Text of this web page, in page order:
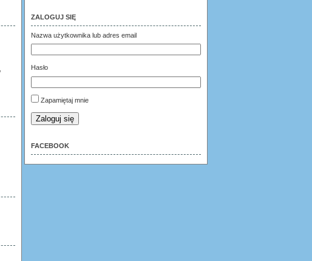
ZALOGUJ SIĘ
Nazwa użytkownika lub adres email
Hasło
Zapamiętaj mnie
Zaloguj się
FACEBOOK